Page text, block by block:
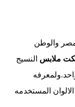
والوطن
ملابس النسيج
المستخدمه